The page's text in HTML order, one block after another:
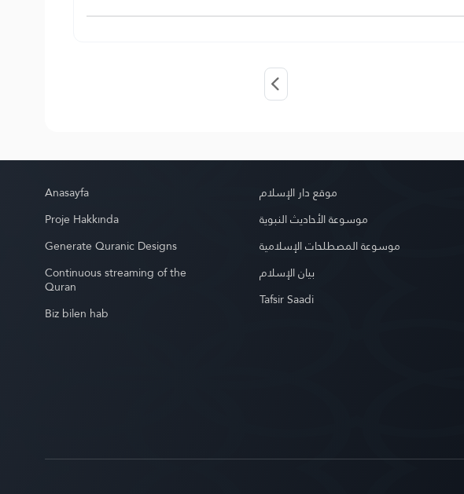
Anasayfa
Proje Hakkında
Generate Quranic Designs
Continuous streaming of the
Quran
Biz bilen hab
موقع دار الإسلام
موسوعة الأحاديث النبوية
موسوعة المصطلحات الإسلامية
بيان الإسلام
Tafsir Saadi